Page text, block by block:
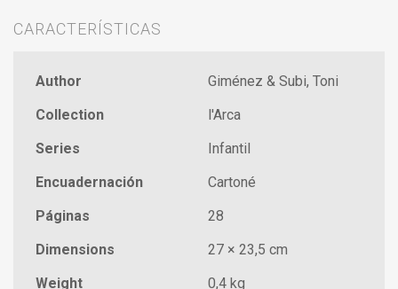
CARACTERÍSTICAS
Author
Giménez & Subi, Toni
Collection
l'Arca
Series
Infantil
Encuadernación
Cartoné
Páginas
28
Dimensions
27 × 23,5 cm
Weight
0,4 kg